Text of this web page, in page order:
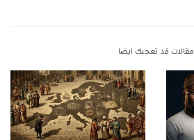
مقالات قد تعجبك ايضا